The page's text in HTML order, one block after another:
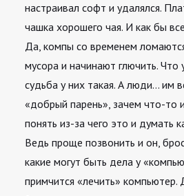
настраивал софт и удалялся.
чашка хорошего чая. И как бы
Да, компы со временем
мусора и начинают глючить. Что
судьба у них такая. А люди… им
«добрый парень», зачем что-то
понять из-за чего это и думать
Ведь проще позвонить и он,
какие могут быть дела у
примчится «лечить»